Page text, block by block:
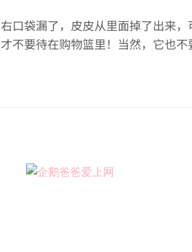
口袋漏了，皮皮从里面掉了出来，
不要待在购物篮里！当然，它也不